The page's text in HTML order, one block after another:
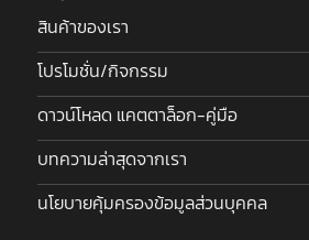
สินค้าของเรา
โปรโมชั่น/กิจกรรม
ดาวน์โหลด แคตตาล็อก-คู่มือ
บทความล่าสุดจากเรา
นโยบายคุ้มครองข้อมูลส่วนบุคคล